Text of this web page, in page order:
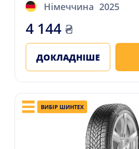
Німеччина 2025
4 144₴
ДОКЛАДНІШЕ
ВИБІР ШИНТЕХ